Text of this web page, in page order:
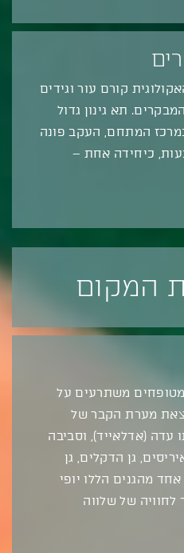
קורם עור וגידים
תא גינון גדול
המתחם, העקב פונה
כיחידה אחת –
המקום
משתרעים על
נמצאת מערת הקבר של
עדה (אדלאייד), וסביבה
גן הדקלים, גן
מהגנים הללו יופי
לחוויה של שלווה